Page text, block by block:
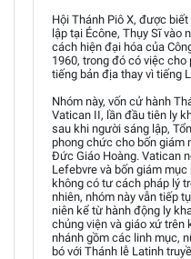
Hội Thánh Piô X, được
lập tại Écône, Thụy Sĩ vào
cách hiện đại hóa của
1960, trong đó có việc
tiếng bản địa thay vì tiếng
Nhóm này, vốn cử hành
Vatican II, lần đầu tiên ly
sau khi người sáng lập,
phong chức cho bốn giám
Đức Giáo Hoàng. Vatican
Lefebvre và bốn giám
không có tư cách pháp lý
nhiên, nhóm này vẫn tiếp
niên kể từ hành động ly
chủng viện và giáo xứ trên
nhánh gồm các linh mục,
bó với Thánh lễ Latinh